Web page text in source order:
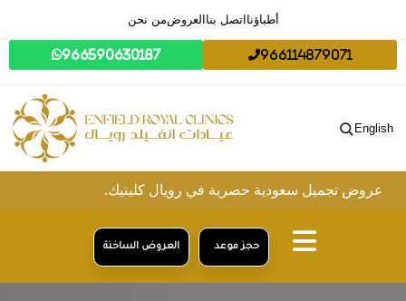
من نحنالعروض اتصل بنا أطباؤنا
966590630187 966114879071
English
سعودية حصرية في رويال كلينيك.
العروض الساخنة حجز موعد